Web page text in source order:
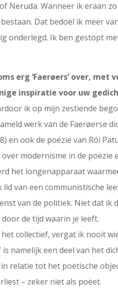
Neruda. Wanneer ik eraan
Dat bedoel ik meer
onderlegd. Ik ben gestopt
erg ‘Faerøers’ over,
inspiratie voor uw
ik op mijn zestiende
werk van de Faerøerse
en ook de poëzie van Rói
modernisme in de
het longenapparaat
van een communistische
van de politiek. Niet dat ik
de tijd waarin je leeft.
collectief, vergat ik nooit
namelijk een deel van het
relatie tot het poëtische
– zeker niet als poëet.